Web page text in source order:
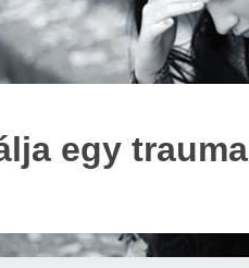
egy trauma